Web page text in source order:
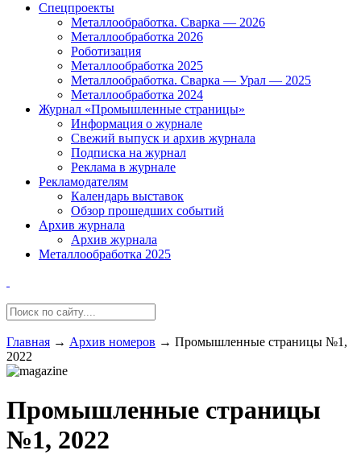
Спецпроекты
Металлообработка. Сварка — 2026
Металлообработка 2026
Роботизация
Металлообработка 2025
Металлообработка. Сварка — Урал — 2025
Металлообработка 2024
Журнал «Промышленные страницы»
Информация о журнале
Свежий выпуск и архив журнала
Подписка на журнал
Реклама в журнале
Рекламодателям
Календарь выставок
Обзор прошедших событий
Архив журнала
Архив журнала
Металлообработка 2025
Главная → Архив номеров → Промышленные страницы №1,
2022
Промышленные страницы
№1, 2022